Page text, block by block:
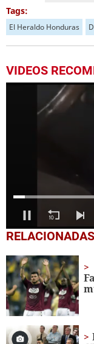
Tags:
El Heraldo Honduras
VIDEOS
0
seconds
30
seconds